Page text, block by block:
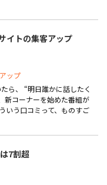
イトの集客アップ
ップ
ら、 “明日誰かに話したく
新コーナーを始めた番組が
う口コミって、ものすご
7割超